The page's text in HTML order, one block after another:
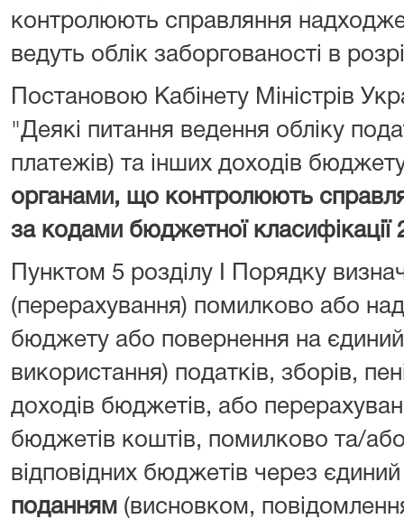
контролюють справляння
ведуть облік заборгованості в
Постановою Кабінету Міністрів
"Деякі питання ведення обліку
платежів) та інших доходів
органами, що контролюють
за кодами бюджетної
Пунктом 5 розділу I Порядку
(перерахування) помилково або
бюджету або повернення на єдиний
використання) податків, зборів,
доходів бюджетів, або
бюджетів коштів, помилково та/
відповідних бюджетів через
поданням (висновком,